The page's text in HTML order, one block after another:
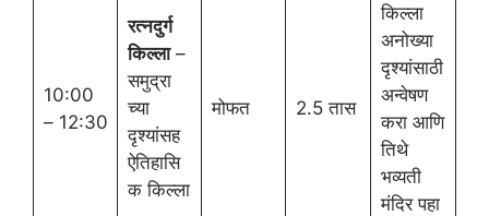
10:00
– 12:30
रत्नदुर्ग
किल्ला–
समुद्रा
च्या
दृश्यांसह
ऐतिहासि
क किल्ला
मोफत 2.5 तास
किल्ला
अनोख्या
दृश्यांसाठी
अन्वेषण
करा आणि
तिथे
भव्यती
मंदिर पहा